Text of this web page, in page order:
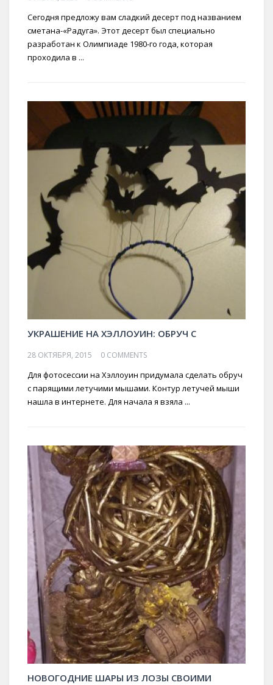
Сегодня предложу вам сладкий десерт под названием
сметана-«Радуга». Этот десерт был специально
разработан к Олимпиаде 1980-го года, которая
проходила в ...
УКРАШЕНИЕ НА ХЭЛЛОУИН: ОБРУЧ С
28 ОКТЯБРЯ, 2015 0 COMMENTS
Для фотосессии на Хэллоуин придумала сделать обруч
с парящими летучими мышами. Контур летучей мыши
нашла в интернете. Для начала я взяла ...
НОВОГОДНИЕ ШАРЫ ИЗ ЛОЗЫ СВОИМИ